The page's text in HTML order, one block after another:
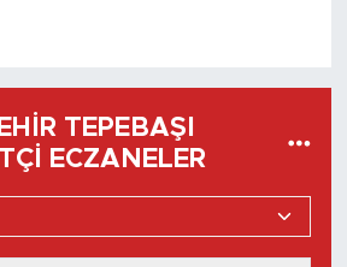
TEPEBAŞI
ECZANELER